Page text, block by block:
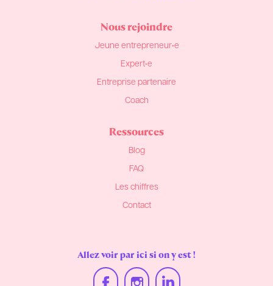
Nous rejoindre
Jeune entrepreneur•e
Expert•e
Entreprise partenaire
Coach
Ressources
Blog
FAQ
Les chiffres
Contact
Allez voir par ici si on y est !